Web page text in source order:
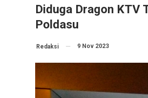
Diduga Dragon KTV
Poldasu
Redaksi 9 Nov 2023